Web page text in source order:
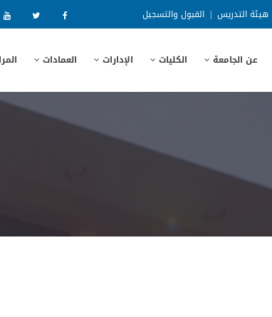
هيئة التدريس | القبول والتسجيل
عن الجامعة الكليات الإدارات العمادات